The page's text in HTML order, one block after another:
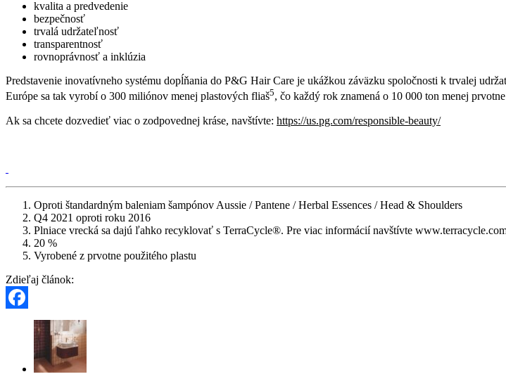
kvalita a predvedenie
bezpečnosť
trvalá udržateľnosť
transparentnosť
rovnoprávnosť a inklúzia
Predstavenie inovatívneho systému dopĺňania do P&G Hair Care je ukážkou záväzku spoločnosti k trvalej
Európe sa tak vyrobí o 300 miliónov menej plastových fliaš5, čo každý rok znamená o 10 000 ton menej
Ak sa chcete dozvedieť viac o zodpovednej kráse, navštívte: https://us.pg.com/responsible-beauty/
Oproti štandardným baleniam šampónov Aussie / Pantene / Herbal Essences / Head & Shoulders
Q4 2021 oproti roku 2016
Plniace vrecká sa dajú ľahko recyklovať s TerraCycle®. Pre viac informácií navštívte
20 %
Vyrobené z prvotne použitého plastu
Zdieľaj článok:
Facebook